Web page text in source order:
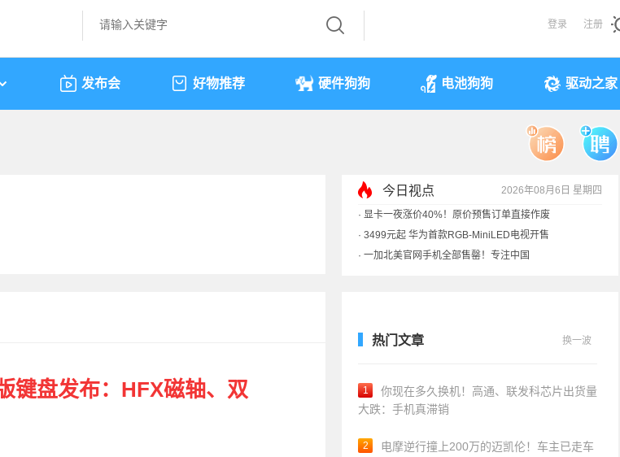
登录 注册
发布会 好物推荐 硬件狗狗 电池狗狗 驱动之家
今日视点 2026年08月6日 星期四
· 显卡一夜涨价40%！原价预售订单直接作废
· 3499元起 华为首款RGB-MiniLED电视开售
· 一加北美官网手机全部售罄！专注中国
键盘发布：HFX磁轴、双
热门文章 换一波
1
你现在多久换机！高通、联发科芯片出货量
大跌：手机真滞销
2
电摩逆行撞上200万的迈凯伦！车主已走车